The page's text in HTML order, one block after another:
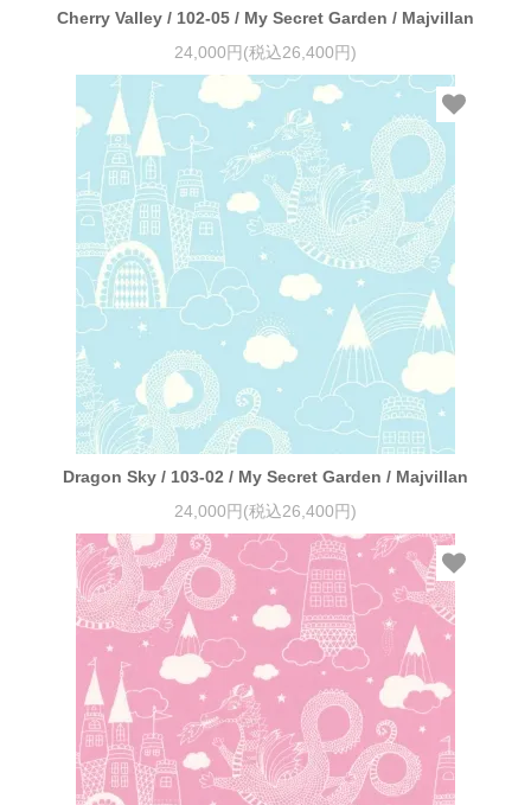
Cherry Valley / 102-05 / My Secret Garden / Majvillan
24,000円(税込26,400円)
Dragon Sky / 103-02 / My Secret Garden / Majvillan
24,000円(税込26,400円)